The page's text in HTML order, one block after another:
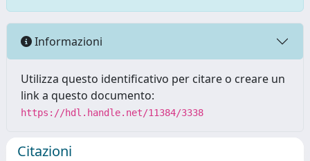
Informazioni
Utilizza questo identificativo per citare o creare un
link a questo documento:
https://hdl.handle.net/11384/3338
Citazioni